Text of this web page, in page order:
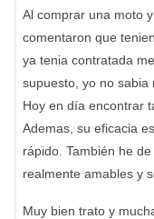
Al comprar una moto
comentaron que
ya tenia contratada
supuesto, yo no sabia
Hoy en día encontrar
Ademas, su eficacia
rápido. También he
realmente amables y
Muy bien trato y